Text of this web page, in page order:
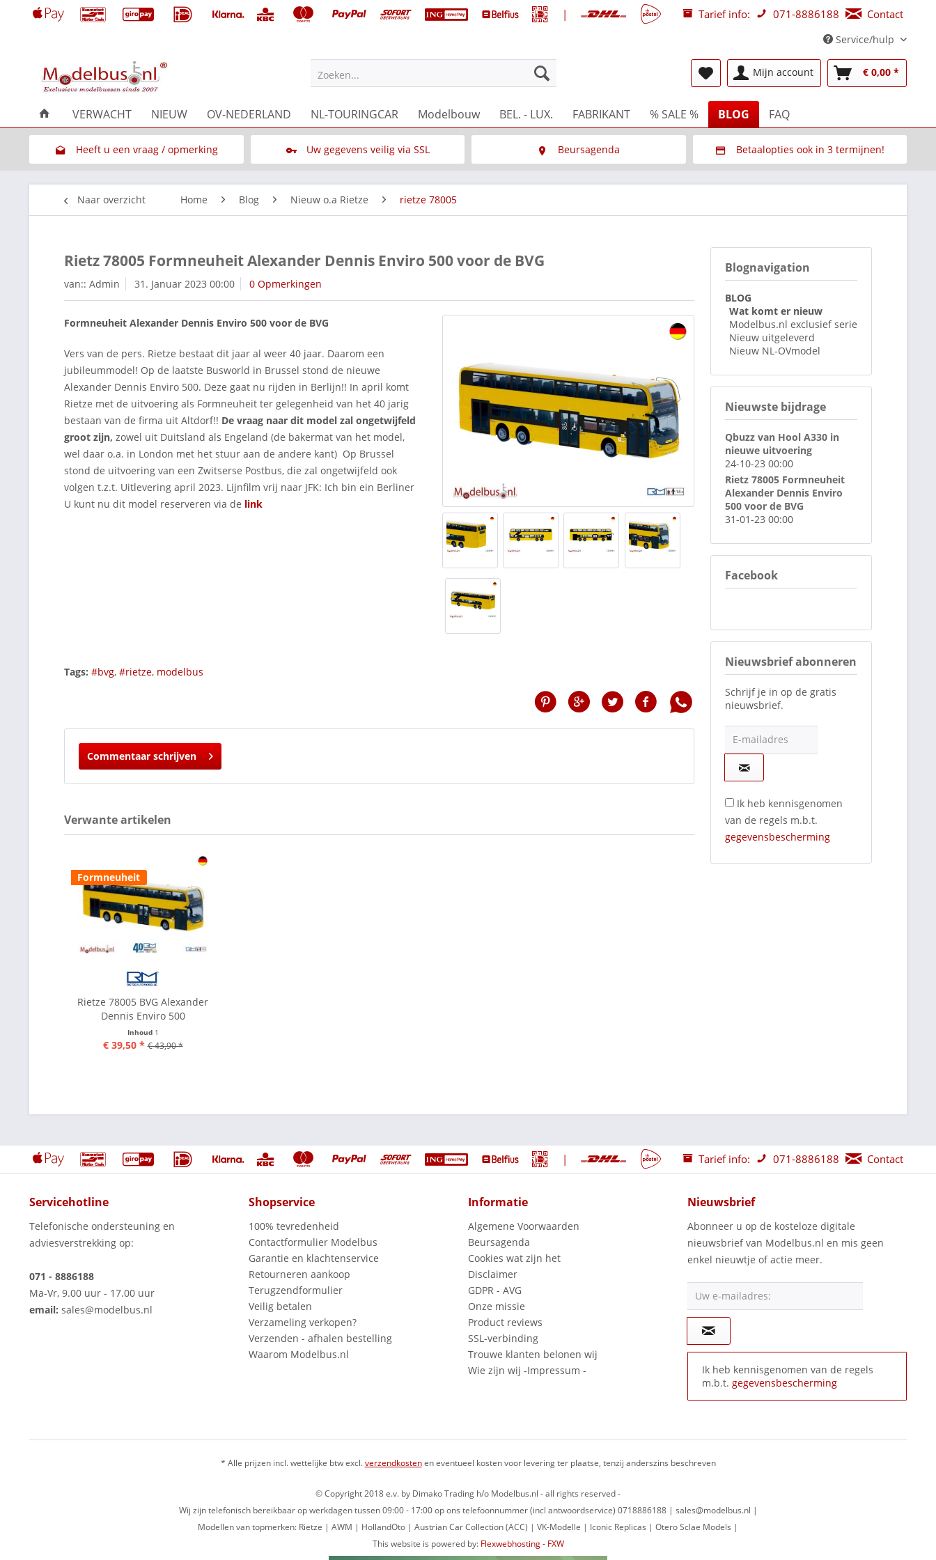
| Tarief info: 071-8886188 Contact
Service/hulp
Zoeken... Mijn account € 0,00 *
VERWACHT NIEUW OV-NEDERLAND NL-TOURINGCAR Modelbouw BEL. - LUX. FABRIKANT % SALE % BLOG FAQ
Heeft u een vraag / opmerking Uw gegevens veilig via SSL Beursagenda Betaalopties ook in 3 termijnen!
Naar overzicht
Home Blog Nieuw o.a Rietze rietze 78005
Blognavigation
BLOG
Wat komt er nieuw
Modelbus.nl exclusief serie
Nieuw uitgeleverd
Nieuw NL-OVmodel
Nieuwste bijdrage
Qbuzz van Hool A330 in
nieuwe uitvoering
24-10-23 00:00
Rietz 78005 Formneuheit
Alexander Dennis Enviro
500 voor de BVG
31-01-23 00:00
Facebook
Nieuwsbrief abonneren
Schrijf je in op de gratis
nieuwsbrief.
E-mailadres
Ik heb kennisgenomen
van de regels m.b.t.
gegevensbescherming
Rietz 78005 Formneuheit Alexander Dennis Enviro 500 voor de BVG
van:: Admin 31. Januar 2023 00:00 0 Opmerkingen
Formneuheit Alexander Dennis Enviro 500 voor de BVG
Vers van de pers. Rietze bestaat dit jaar al weer 40 jaar. Daarom een
jubileummodel! Op de laatste Busworld in Brussel stond de nieuwe
Alexander Dennis Enviro 500. Deze gaat nu rijden in Berlijn!! In april komt
Rietze met de uitvoering als Formneuheit ter gelegenheid van het 40 jarig
bestaan van de firma uit Altdorf!! De vraag naar dit model zal ongetwijfeld
groot zijn, zowel uit Duitsland als Engeland (de bakermat van het model,
wel daar o.a. in London met het stuur aan de andere kant) Op Brussel
stond de uitvoering van een Zwitserse Postbus, die zal ongetwijfeld ook
volgen t.z.t. Uitlevering april 2023. Lijnfilm vrij naar JFK: Ich bin ein Berliner
U kunt nu dit model reserveren via de link
Tags: #bvg, #rietze, modelbus
Commentaar schrijven
Verwante artikelen
Formneuheit
Rietze 78005 BVG Alexander
Dennis Enviro 500
Inhoud 1
€ 39,50 * € 43,90 *
| Tarief info: 071-8886188 Contact
Servicehotline
Telefonische ondersteuning en
adviesverstrekking op:
071 - 8886188
Ma-Vr, 9.00 uur - 17.00 uur
email: sales@modelbus.nl
Shopservice
100% tevredenheid
Contactformulier Modelbus
Garantie en klachtenservice
Retourneren aankoop
Terugzendformulier
Veilig betalen
Verzameling verkopen?
Verzenden - afhalen bestelling
Waarom Modelbus.nl
Informatie
Algemene Voorwaarden
Beursagenda
Cookies wat zijn het
Disclaimer
GDPR - AVG
Onze missie
Product reviews
SSL-verbinding
Trouwe klanten belonen wij
Wie zijn wij -Impressum -
Nieuwsbrief
Abonneer u op de kosteloze digitale
nieuwsbrief van Modelbus.nl en mis geen
enkel nieuwtje of actie meer.
Uw e-mailadres:
Ik heb kennisgenomen van de regels
m.b.t. gegevensbescherming
* Alle prijzen incl. wettelijke btw excl.verzendkostenen eventueel kosten voor levering ter plaatse, tenzij anderszins beschreven
© Copyright 2018 e.v. by Dimako Trading h/o Modelbus.nl - all rights reserved -
Wij zijn telefonisch bereikbaar op werkdagen tussen 09:00 - 17:00 op ons telefoonnummer (incl antwoordservice) 0718886188 | sales@modelbus.nl |
Modellen van topmerken: Rietze | AWM | HollandOto | Austrian Car Collection (ACC) | VK-Modelle | Iconic Replicas | Otero Sclae Models |
This website is powered by: Flexwebhosting - FXW